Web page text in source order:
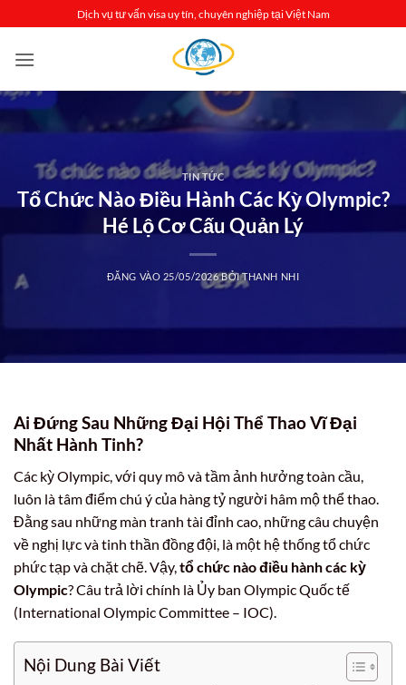
qua
nội
Dịch vụ tư vấn visa uy tín, chuyên nghiệp tại Việt Nam
TIN TỨC
Tổ Chức Nào Điều Hành Các Kỳ Olympic?
Hé Lộ Cơ Cấu Quản Lý
ĐĂNG VÀO 25/05/2026BỞITHANH NHI
Ai Đứng Sau Những Đại Hội Thể Thao Vĩ Đại
Nhất Hành Tinh?
Các kỳ Olympic, với quy mô và tầm ảnh hưởng toàn cầu,
luôn là tâm điểm chú ý của hàng tỷ người hâm mộ thể thao.
Đằng sau những màn tranh tài đỉnh cao, những câu chuyện
về nghị lực và tinh thần đồng đội, là một hệ thống tổ chức
phức tạp và chặt chẽ. Vậy, tổ chức nào điều hành các kỳ
Olympic? Câu trả lời chính là Ủy ban Olympic Quốc tế
(International Olympic Committee – IOC).
Nội Dung Bài Viết